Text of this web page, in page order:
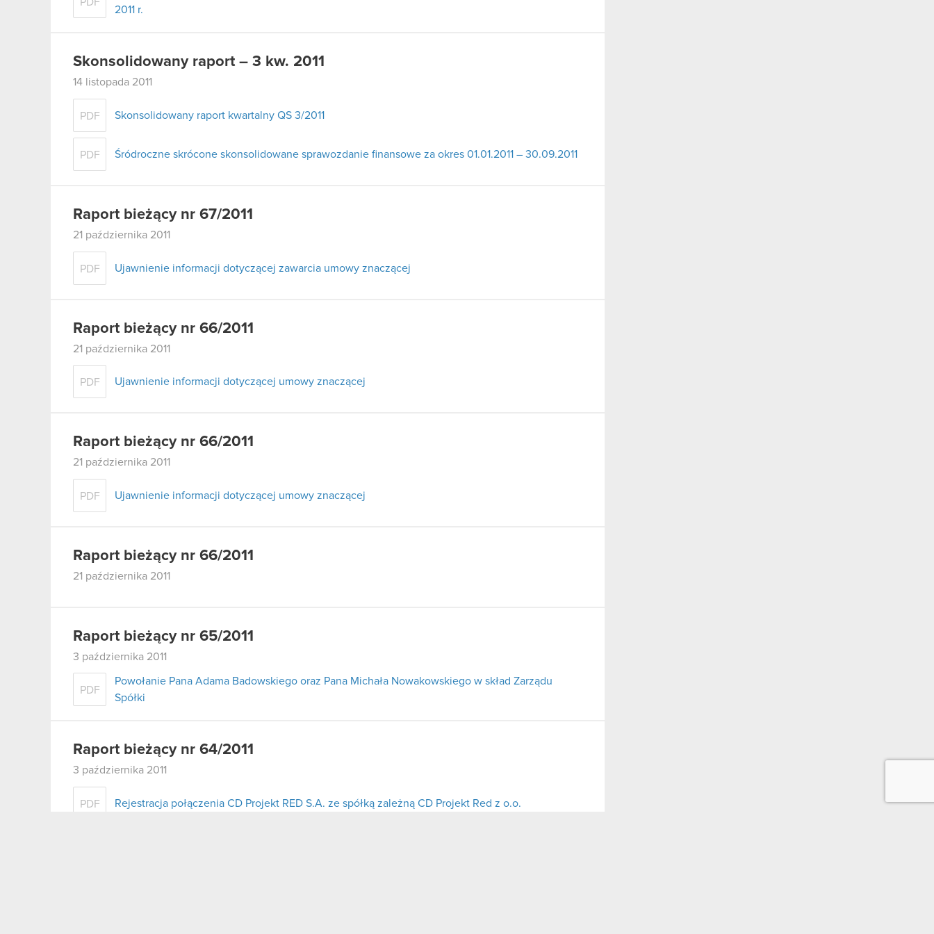
PDF
2011 r.
Skonsolidowany raport – 3 kw. 2011
14 listopada 2011
PDF Skonsolidowany raport kwartalny QS 3/2011
PDF Śródroczne skrócone skonsolidowane sprawozdanie finansowe za okres 01.01.2011 – 30.09.2011
Raport bieżący nr 67/2011
21 października 2011
PDF Ujawnienie informacji dotyczącej zawarcia umowy znaczącej
Raport bieżący nr 66/2011
21 października 2011
PDF Ujawnienie informacji dotyczącej umowy znaczącej
Raport bieżący nr 66/2011
21 października 2011
PDF Ujawnienie informacji dotyczącej umowy znaczącej
Raport bieżący nr 66/2011
21 października 2011
Raport bieżący nr 65/2011
3 października 2011
PDF
Powołanie Pana Adama Badowskiego oraz Pana Michała Nowakowskiego w skład Zarządu
Spółki
Raport bieżący nr 64/2011
3 października 2011
PDF Rejestracja połączenia CD Projekt RED S.A. ze spółką zależną CD Projekt Red z o.o.